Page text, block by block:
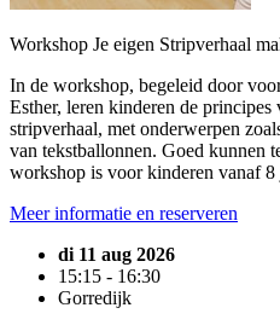
Workshop Je eigen Stripverhaal
In de workshop, begeleid door
Esther, leren kinderen de principes
stripverhaal, met onderwerpen
van tekstballonnen. Goed kunnen
workshop is voor kinderen vanaf 8
Meer informatie en reserveren
di 11 aug 2026
15:15 - 16:30
Gorredijk